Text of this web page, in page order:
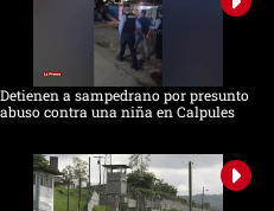
Detienen a sampedrano por presunto
abuso contra una niña en Calpules